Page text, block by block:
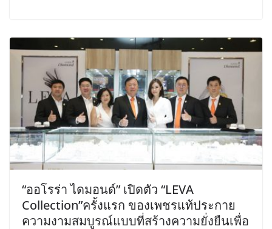
“ออโรร่า ไดมอนด์” เปิดตัว “LEVA
Collection”ครั้งแรก ของเพชรแท้ประกาย
ความงามสมบูรณ์แบบที่สร้างความยั่งยืนเพื่อ